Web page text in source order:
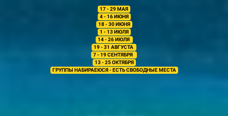
17 - 29 МАЯ
4 - 16 ИЮНЯ
18 - 30 ИЮНЯ
1 - 13 ИЮЛЯ
14 - 26 ИЮЛЯ
19 - 31 АВГУСТА
7 - 19 СЕНТЯБРЯ
13 - 25 ОКТЯБРЯ
ГРУППЫ НАБИРАЕЮСЯ - ЕСТЬ СВОБОДНЫЕ МЕСТА